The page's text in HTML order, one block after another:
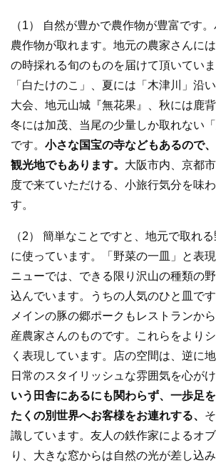
（1） 自然が豊かで農作物が豊富です
農作物が取れます。地元の農家さんに
の時採れる旬のものを届けて頂いてい
「白たけのこ」、夏には「木津川」沿
大会、地元山城『無花果』、秋には鹿背
冬には加茂、当尾の少量しか取れない
です。 小さな国宝の寺などもあるので
観光地でもあります。 大阪市内、京都
度で来ていただける、小旅行気分を味
す。
（2） 簡単なことですと、地元で取れ
に使っています。「野菜の一皿」と表
ニューでは、できる限り沢山の種類の
込んでいます。うちの人気のひと皿です
メインの豚の郷ポークもレストランか
産農家さんのものです。これらをより
く表現しています。店の空間は、逆に
日常のスタイリッシュな雰囲気を心がけ
いう田舎にあるにも関わらず、一歩足
たくの別世界へお客様をお連れする、
識しています。友人の鉄作家によるオ
り、大きな窓からは自然の光が差し込